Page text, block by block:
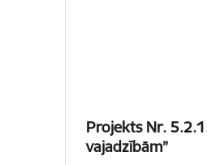
Projekts Nr.
vajadzībām”